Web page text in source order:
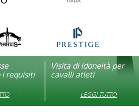
i requisiti
Visita di idoneità per
cavalli atleti
LEGGI TUTTO
al via
della
Sport
Studente Atleta di alto
livello: pubblicato il bando
2025/2026LEGGI TUTTO